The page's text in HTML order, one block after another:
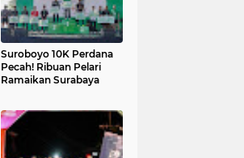
Suroboyo 10K Perdana
Pecah! Ribuan Pelari
Ramaikan Surabaya